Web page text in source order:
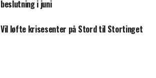
beslutning i juni
Vil løfte krisesenter på Stord til Stortinget